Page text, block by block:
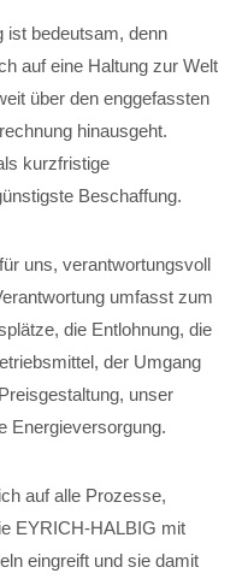
ist bedeutsam, denn
auf eine Haltung zur Welt
über den enggefassten
hinausgeht.
kurzfristige
Beschaffung.
uns, verantwortungsvoll
umfasst zum
die Entlohnung, die
der Umgang
unser
Energieversorgung.
auf alle Prozesse,
EYRICH-HALBIG mit
eingreift und sie damit